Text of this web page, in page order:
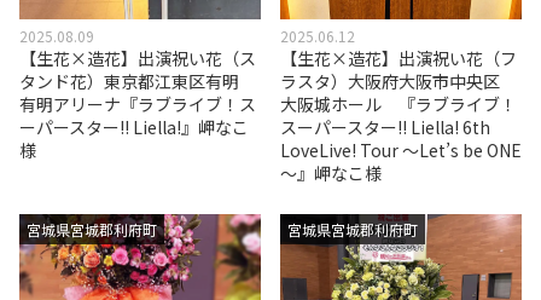
2025.08.09
【生花×造花】出演祝い花（ス
タンド花）東京都江東区有明
有明アリーナ『ラブライブ！ス
ーパースター!! Liella!』岬なこ
様
2025.06.12
【生花×造花】出演祝い花（フ
ラスタ）大阪府大阪市中央区
大阪城ホール 『ラブライブ！
スーパースター!! Liella! 6th
LoveLive! Tour ～Let’s be ONE
～』岬なこ様
宮城県宮城郡利府町 宮城県宮城郡利府町